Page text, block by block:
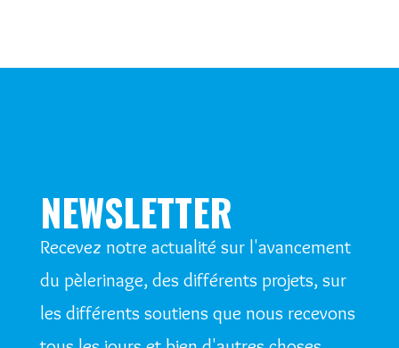
NEWSLETTER
Recevez notre actualité sur l'avancement
du pèlerinage, des différents projets, sur
les différents soutiens que nous recevons